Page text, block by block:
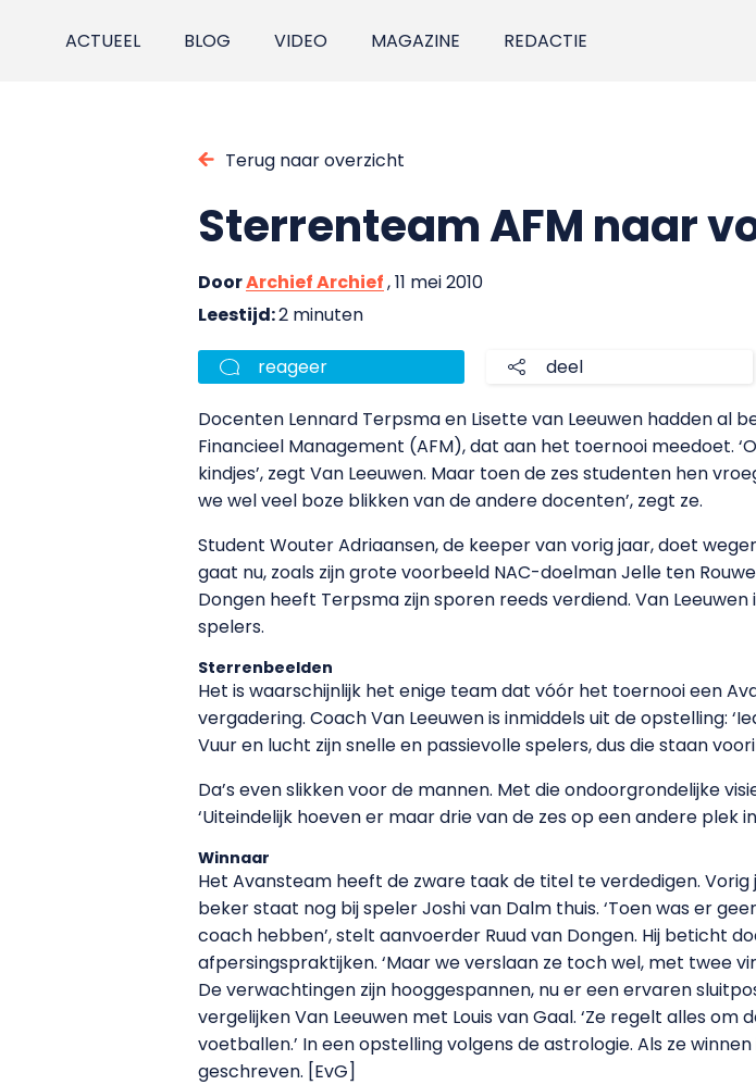
ACTUEEL BLOG VIDEO MAGAZINE REDACTIE
Terug naar overzicht
Sterrenteam AFM naar
DoorArchief Archief, 11 mei 2010
Leestijd:2 minuten
reageer deel
Docenten Lennard Terpsma en Lisette van Leeuwen hadden
Financieel Management (AFM), dat aan het toernooi meedoet.
kindjes’, zegt Van Leeuwen. Maar toen de zes studenten hen
we wel veel boze blikken van de andere docenten’, zegt ze.
Student Wouter Adriaansen, de keeper van vorig jaar, doet
gaat nu, zoals zijn grote voorbeeld NAC-doelman Jelle ten
Dongen heeft Terpsma zijn sporen reeds verdiend. Van
spelers.
Sterrenbeelden
Het is waarschijnlijk het enige team dat vóór het toernooi een
vergadering. Coach Van Leeuwen is inmiddels uit de opstelling:
Vuur en lucht zijn snelle en passievolle spelers, dus die staan
Da’s even slikken voor de mannen. Met die ondoorgrondelijke
‘Uiteindelijk hoeven er maar drie van de zes op een andere plek
Winnaar
Het Avansteam heeft de zware taak de titel te verdedigen.
beker staat nog bij speler Joshi van Dalm thuis. ‘Toen was er
coach hebben’, stelt aanvoerder Ruud van Dongen. Hij beticht
afpersingspraktijken. ‘Maar we verslaan ze toch wel, met twee
De verwachtingen zijn hooggespannen, nu er een ervaren
vergelijken Van Leeuwen met Louis van Gaal. ‘Ze regelt alles
voetballen.’ In een opstelling volgens de astrologie. Als ze
geschreven. [EvG]